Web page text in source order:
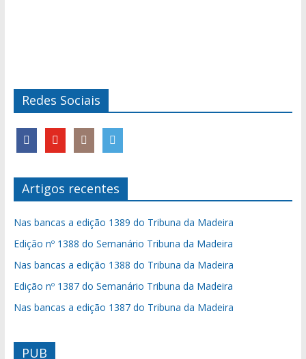
Redes Sociais
Artigos recentes
Nas bancas a edição 1389 do Tribuna da Madeira
Edição nº 1388 do Semanário Tribuna da Madeira
Nas bancas a edição 1388 do Tribuna da Madeira
Edição nº 1387 do Semanário Tribuna da Madeira
Nas bancas a edição 1387 do Tribuna da Madeira
PUB